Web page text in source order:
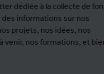
Ecodevelopment, en
soutien d'une bourse de
dédiée à la collecte de
informations sur nos
projets, nos idées, nos
venir, nos formations, et